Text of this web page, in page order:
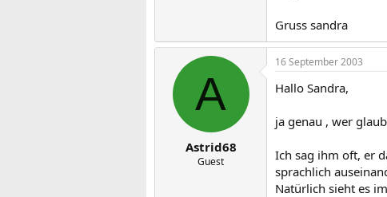
Gruss sandra
A
Astrid68
Guest
16 September 2003
Hallo Sandra,
ja genau , wer
Ich sag ihm oft, er
sprachlich
Natürlich sieht es